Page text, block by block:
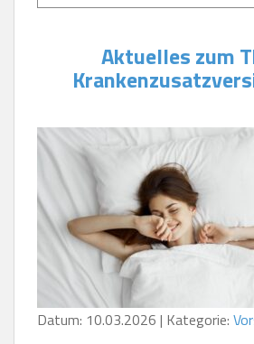
Aktuelles zum
Datum: 10.03.2026 | Kategorie: